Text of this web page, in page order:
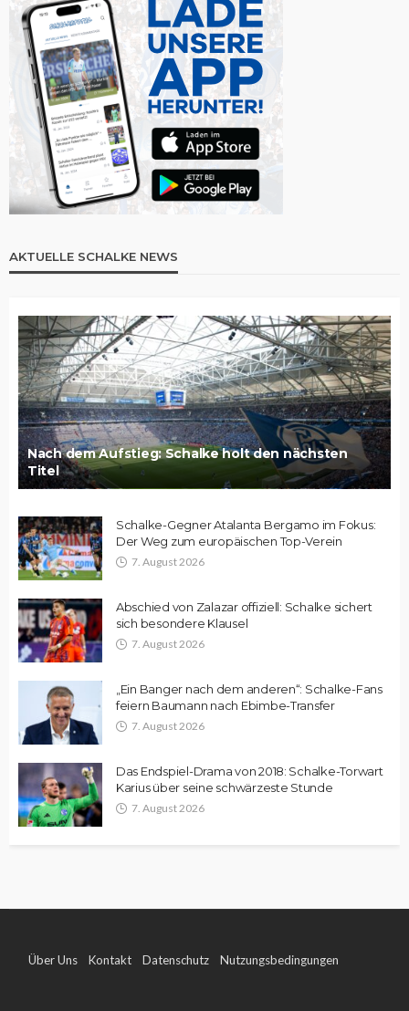
AKTUELLE SCHALKE NEWS
Nach dem Aufstieg: Schalke holt den nächsten
Titel
Schalke-Gegner Atalanta Bergamo im Fokus:
Der Weg zum europäischen Top-Verein
7. August 2026
Abschied von Zalazar offiziell: Schalke sichert
sich besondere Klausel
7. August 2026
„Ein Banger nach dem anderen“: Schalke-Fans
feiern Baumann nach Ebimbe-Transfer
7. August 2026
Das Endspiel-Drama von 2018: Schalke-Torwart
Karius über seine schwärzeste Stunde
7. August 2026
Über Uns Kontakt Datenschutz Nutzungsbedingungen